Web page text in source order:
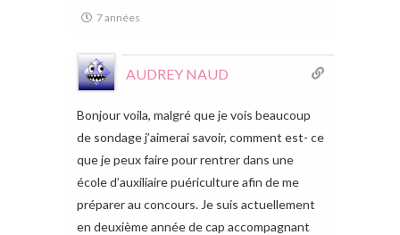
7 années
AUDREY NAUD
Bonjour voila, malgré que je vois beaucoup
de sondage j’aimerai savoir, comment est- ce
que je peux faire pour rentrer dans une
école d’auxiliaire puériculture afin de me
préparer au concours. Je suis actuellement
en deuxième année de cap accompagnant